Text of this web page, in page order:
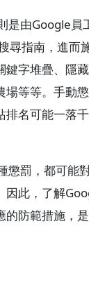
是由Google員
尋指南，進而
鍵字堆疊、隱
場等等。手動
排名可能一落
懲罰，都可能
因此，了解
的防範措施，